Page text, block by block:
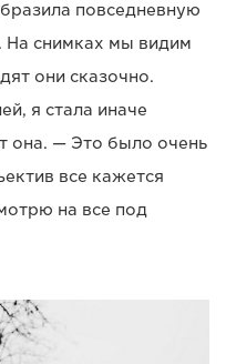
повседневную
На снимках мы видим
они сказочно.
я стала иначе
она. — Это было очень
все кажется
на все под